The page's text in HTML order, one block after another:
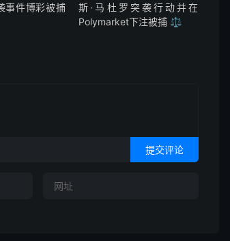
事件博彩被捕
斯·马杜罗突袭行动并在
Polymarket下注被捕 ⚖️
提交评论